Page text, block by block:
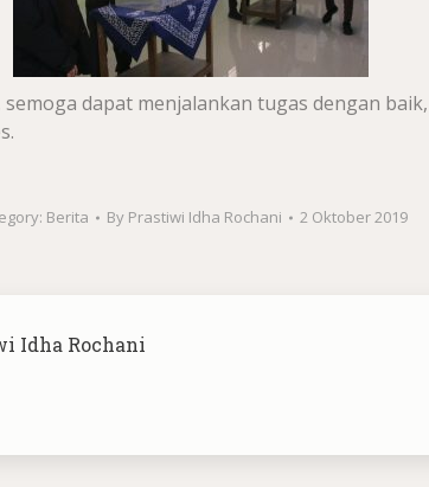
dapat menjalankan tugas dengan
Berita By Prastiwi Idha Rochani 2 Oktober 2019
Idha Rochani